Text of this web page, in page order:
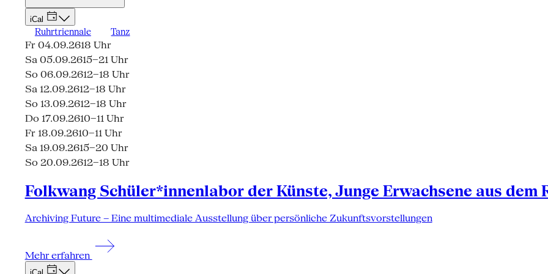
iCal
Ruhrtriennale Tanz
Fr 04.09.2618 Uhr
Sa 05.09.2615–21 Uhr
So 06.09.2612–18 Uhr
Sa 12.09.2612–18 Uhr
So 13.09.2612–18 Uhr
Do 17.09.2610–11 Uhr
Fr 18.09.2610–11 Uhr
Sa 19.09.2615–20 Uhr
So 20.09.2612–18 Uhr
Folkwang Schüler*innenlabor der Künste, Junge Erwachsene aus dem
Archiving Future – Eine multimediale Ausstellung über persönliche Zukunftsvorstellungen
Mehr erfahren